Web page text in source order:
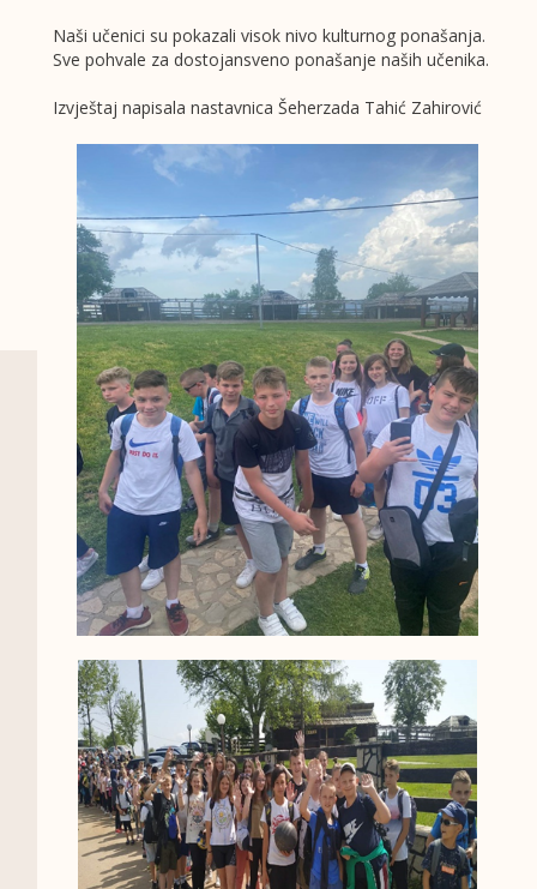
Naši učenici su pokazali visok nivo kulturnog ponašanja.
Sve pohvale za dostojansveno ponašanje naših učenika.
Izvještaj napisala nastavnica Šeherzada Tahić Zahirović